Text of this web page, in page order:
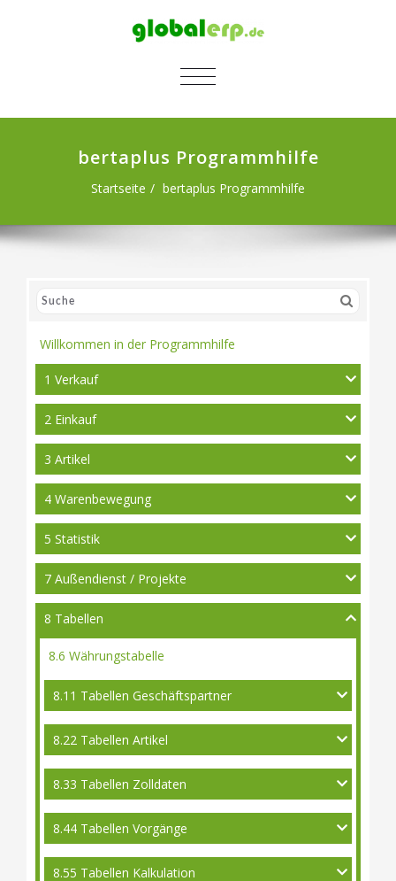
SCHALTE NAVIGATION
bertaplus Programmhilfe
Startseite bertaplus Programmhilfe
Willkommen in der Programmhilfe
1 Verkauf
2 Einkauf
3 Artikel
4 Warenbewegung
5 Statistik
7 Außendienst / Projekte
8 Tabellen
8.6 Währungstabelle
8.11 Tabellen Geschäftspartner
8.22 Tabellen Artikel
8.33 Tabellen Zolldaten
8.44 Tabellen Vorgänge
8.55 Tabellen Kalkulation